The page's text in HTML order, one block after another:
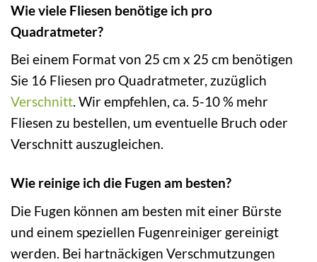
Wie viele Fliesen benötige ich pro
Quadratmeter?
Bei einem Format von 25 cm x 25 cm benötigen
Sie 16 Fliesen pro Quadratmeter, zuzüglich
Verschnitt. Wir empfehlen, ca. 5-10 % mehr
Fliesen zu bestellen, um eventuelle Bruch oder
Verschnitt auszugleichen.
Wie reinige ich die Fugen am besten?
Die Fugen können am besten mit einer Bürste
und einem speziellen Fugenreiniger gereinigt
werden. Bei hartnäckigen Verschmutzungen